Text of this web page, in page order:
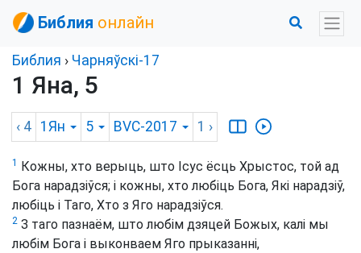
Библия онлайн
Библия › Чарняўскі-17
1 Яна, 5
‹ 4 1Ян 5 BVC-2017 1 ›
1 Кожны, хто верыць, што Ісус ёсць Хрыстос, той ад
Бога нарадзіўся; і кожны, хто любіць Бога, Які нарадзіў,
любіць і Таго, Хто з Яго нарадзіўся.
2 З таго пазнаём, што любім дзяцей Божых, калі мы
любім Бога і выконваем Яго прыказанні,